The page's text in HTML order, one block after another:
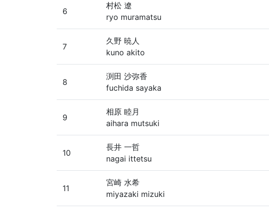
6
村松 遼
ryo muramatsu
7
久野 暁人
kuno akito
8
渕田 沙弥香
fuchida sayaka
9
相原 睦月
aihara mutsuki
10
長井 一哲
nagai ittetsu
11
宮崎 水希
miyazaki mizuki